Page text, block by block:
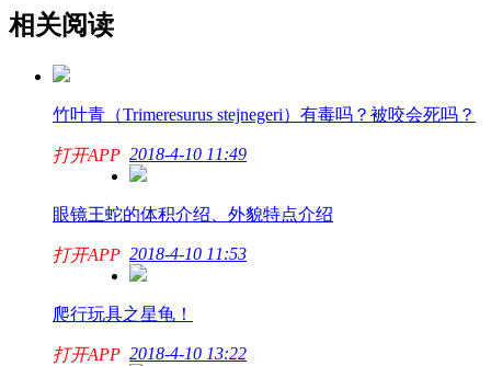
相关阅读
竹叶青（Trimeresurus stejnegeri）有毒吗？被咬会死吗？
2018-4-10 11:49
打开APP
眼镜王蛇的体积介绍、外貌特点介绍
2018-4-10 11:53
打开APP
爬行玩具之星龟！
2018-4-10 13:22
打开APP